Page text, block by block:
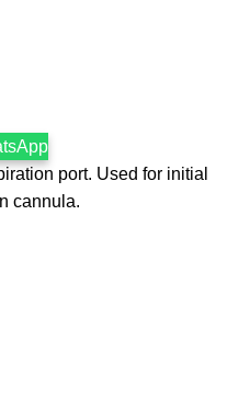
port. Used for initial
cannula.